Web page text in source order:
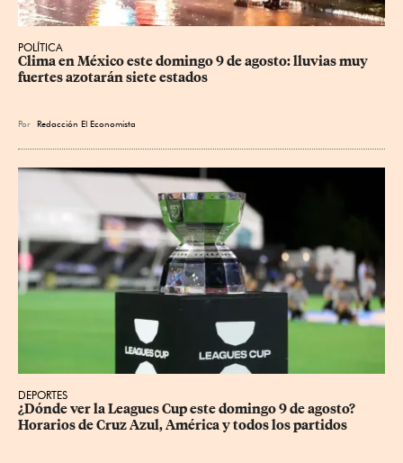
POLÍTICA
Clima en México este domingo 9 de agosto: lluvias muy
fuertes azotarán siete estados
Por Redacción El Economista
DEPORTES
¿Dónde ver la Leagues Cup este domingo 9 de agosto?
Horarios de Cruz Azul, América y todos los partidos